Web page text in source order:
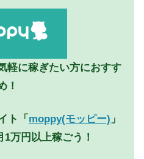
軽に稼ぎたい方におすす
！
ト「 moppy(モッピー) 」
万円以上稼ごう！